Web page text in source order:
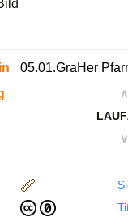
05.01.GraHer
∧
∨